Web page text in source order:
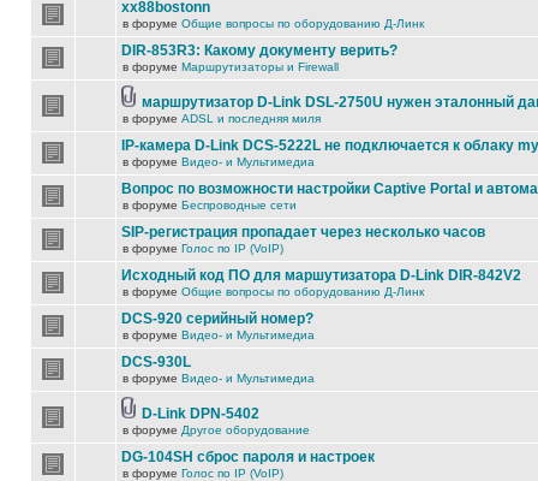
xx88bostonn
в форуме Общие вопросы по оборудованию Д-Линк
DIR-853R3: Какому документу верить?
в форуме Маршрутизаторы и Firewall
маршрутизатор D-Link DSL-2750U нужен эталонный
в форуме ADSL и последняя миля
IP-камера D-Link DCS-5222L не подключается к облаку
в форуме Видео- и Мультимедиа
Вопрос по возможности настройки Captive Portal и
в форуме Беспроводные сети
SIP-регистрация пропадает через несколько часов
в форуме Голос по IP (VoIP)
Исходный код ПО для маршутизатора D-Link DIR-842V2
в форуме Общие вопросы по оборудованию Д-Линк
DCS-920 серийный номер?
в форуме Видео- и Мультимедиа
DCS-930L
в форуме Видео- и Мультимедиа
D-Link DPN-5402
в форуме Другое оборудование
DG-104SH сброс пароля и настроек
в форуме Голос по IP (VoIP)